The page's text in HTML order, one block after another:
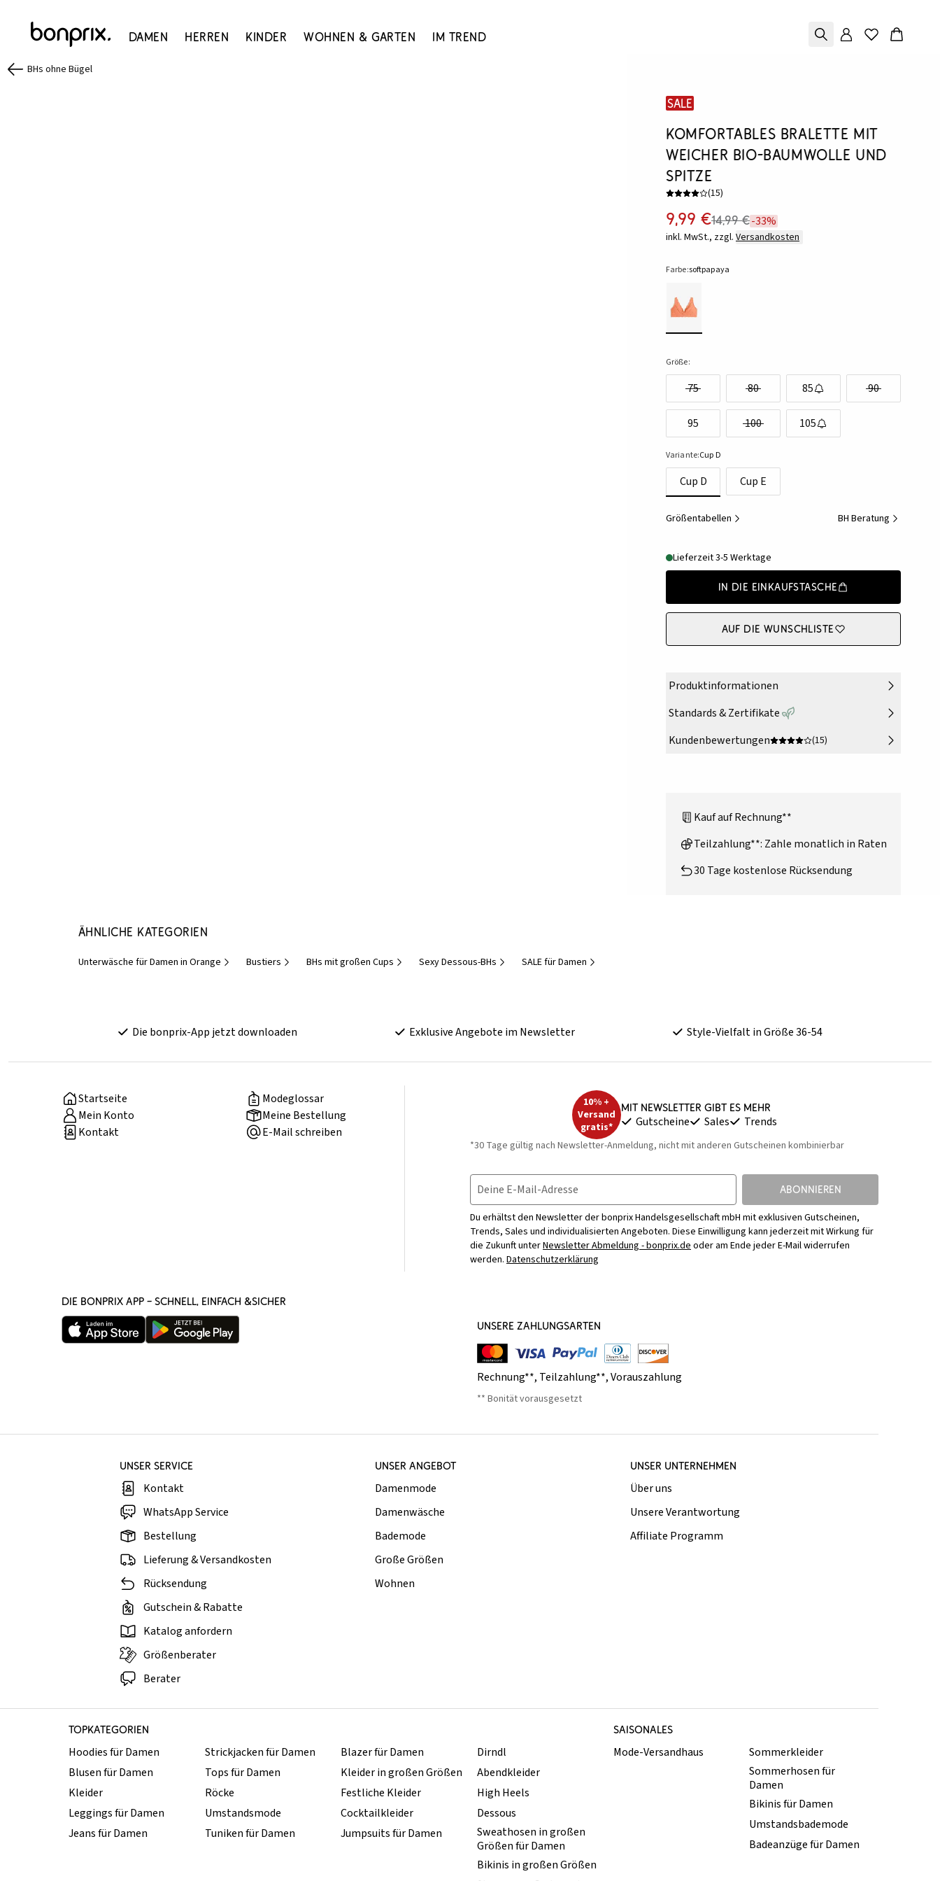
Damen Herren Kinder Wohnen & Garten Im Trend
BHs ohne Bügel
SALE
Komfortables Bralette mit
weicher Bio-Baumwolle und
Spitze
(15)
9,99 €14,99 €-33%
inkl. MwSt., zzgl. Versandkosten
Farbe:softpapaya
Größe:
75 80 85 90
95 100 105
Variante:Cup D
Cup D Cup E
Größentabellen BH Beratung
Lieferzeit 3-5 Werktage
In die Einkaufstasche
Auf die Wunschliste
Produktinformationen
Standards & Zertifikate
Kundenbewertungen
(15)
Kauf auf Rechnung**
Teilzahlung**: Zahle monatlich in Raten
30 Tage kostenlose Rücksendung
Ähnliche Kategorien
Unterwäsche für Damen in Orange Bustiers BHs mit großen Cups Sexy Dessous-BHs SALE für Damen
Die bonprix-App jetzt downloaden Exklusive Angebote im Newsletter Style-Vielfalt in Größe 36-54
Startseite
Modeglossar
Mein Konto
Meine Bestellung
Kontakt
E-Mail schreiben
10% +
Versand
gratis*
Mit Newsletter gibt es mehr
Gutscheine Sales Trends
*30 Tage gültig nach Newsletter-Anmeldung, nicht mit anderen Gutscheinen kombinierbar
Deine E-Mail-Adresse ABONNIEREN
Du erhältst den Newsletter der bonprix Handelsgesellschaft mbH mit exklusiven Gutscheinen,
Trends, Sales und individualisierten Angeboten. Diese Einwilligung kann jederzeit mit Wirkung für
die Zukunft unterNewsletter Abmeldung - bonprix.deoder am Ende jeder E-Mail widerrufen
werden. Datenschutzerklärung
DIE BONPRIX APP – SCHNELL, EINFACH &SICHER
UNSERE ZAHLUNGSARTEN
Rechnung**, Teilzahlung**,Vorauszahlung
** Bonität vorausgesetzt
UNSER SERVICE
Kontakt
WhatsApp Service
Bestellung
Lieferung & Versandkosten
Rücksendung
Gutschein & Rabatte
Katalog anfordern
Größenberater
Berater
UNSER ANGEBOT
Damenmode
Damenwäsche
Bademode
Große Größen
Wohnen
UNSER UNTERNEHMEN
Über uns
Unsere Verantwortung
Affiliate Programm
TOPKATEGORIEN SAISONALES
Hoodies für Damen
Blusen für Damen
Kleider
Leggings für Damen
Jeans für Damen
Strickjacken für Damen
Tops für Damen
Röcke
Umstandsmode
Tuniken für Damen
Blazer für Damen
Kleider in großen Größen
Festliche Kleider
Cocktailkleider
Jumpsuits für Damen
Dirndl
Abendkleider
High Heels
Dessous
Sweathosen in großen
Größen für Damen
Mode-Versandhaus
Sommerkleider
Sommerhosen für
Damen
Bikinis für Damen
Umstandsbademode
Badeanzüge für Damen
Bikinis in großen Größen